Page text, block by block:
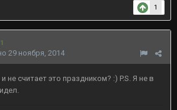
1
29 ноября, 2014
не считает это праздником? :) P.S. Я не в